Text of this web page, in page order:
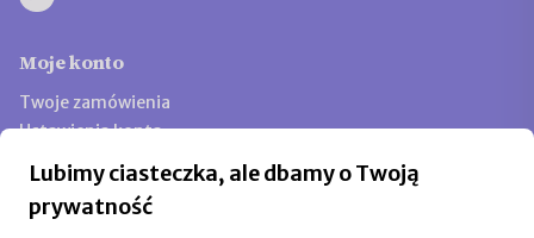
Moje konto
Twoje zamówienia
Ustawienia konta
Przechowalnia
Płatności i dostawa
Lubimy ciasteczka, ale dbamy o Twoją
prywatność